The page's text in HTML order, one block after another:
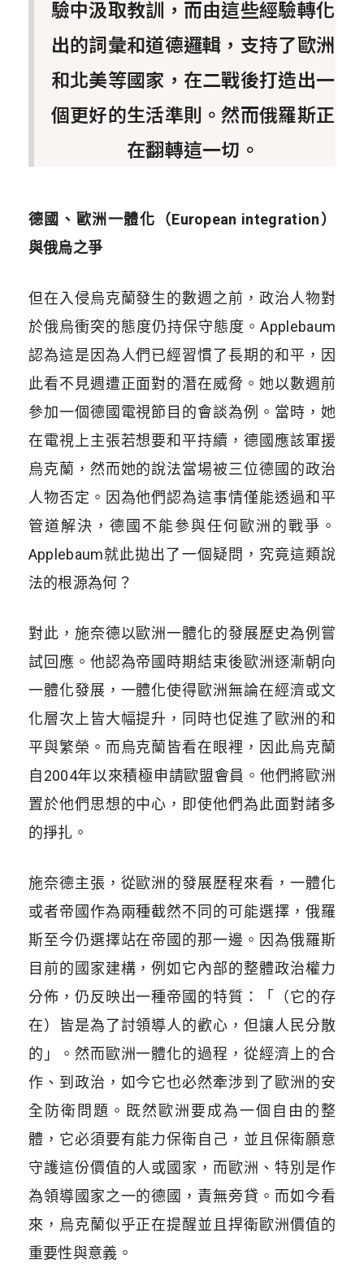
驗中汲取教訓，而由這些經驗轉化
出的詞彙和道德邏輯，支持了歐洲
和北美等國家，在二戰後打造出一
個更好的生活準則。然而俄羅斯正
在翻轉這一切。
德國、歐洲一體化（European integration）
與俄烏之爭
但在入侵烏克蘭發生的數週之前，政治人物對
於俄烏衝突的態度仍持保守態度。Applebaum
認為這是因為人們已經習慣了長期的和平，因
此看不見週遭正面對的潛在威脅。她以數週前
參加一個德國電視節目的會談為例。當時，她
在電視上主張若想要和平持續，德國應該軍援
烏克蘭，然而她的說法當場被三位德國的政治
人物否定。因為他們認為這事情僅能透過和平
管道解決，德國不能參與任何歐洲的戰爭。
Applebaum就此拋出了一個疑問，究竟這類說
法的根源為何？
對此，施奈德以歐洲一體化的發展歷史為例嘗
試回應。他認為帝國時期結束後歐洲逐漸朝向
一體化發展，一體化使得歐洲無論在經濟或文
化層次上皆大幅提升，同時也促進了歐洲的和
平與繁榮。而烏克蘭皆看在眼裡，因此烏克蘭
自2004年以來積極申請歐盟會員。他們將歐洲
置於他們思想的中心，即使他們為此面對諸多
的掙扎。
施奈德主張，從歐洲的發展歷程來看，一體化
或者帝國作為兩種截然不同的可能選擇，俄羅
斯至今仍選擇站在帝國的那一邊。因為俄羅斯
目前的國家建構，例如它內部的整體政治權力
分佈，仍反映出一種帝國的特質：「（它的存
在）皆是為了討領導人的歡心，但讓人民分散
的」。然而歐洲一體化的過程，從經濟上的合
作、到政治，如今它也必然牽涉到了歐洲的安
全防衛問題。既然歐洲要成為一個自由的整
體，它必須要有能力保衛自己，並且保衛願意
守護這份價值的人或國家，而歐洲、特別是作
為領導國家之一的德國，責無旁貸。而如今看
來，烏克蘭似乎正在提醒並且捍衛歐洲價值的
重要性與意義。